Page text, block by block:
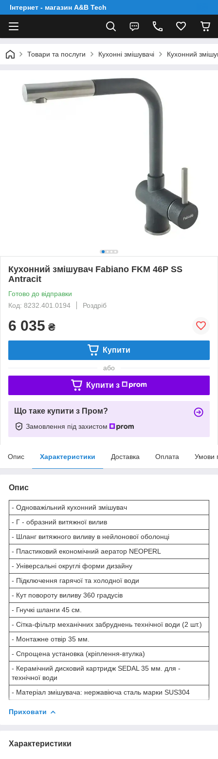
Інтернет - магазин A&B Tech
Товари та послуги Кухонні змішувачі Кухонний
Кухонний змішувач Fabiano FKM 46P SS
Antracit
Готово до відправки
Код: 8232.401.0194
Роздріб
6 035 ₴
Купити
або
Купити з
Що таке купити з Пром?
Замовлення під захистом
Опис Характеристики Доставка Оплата Умови
Опис
- Одноважільний кухонний змішувач
- Г - образний витяжної вилив
- Шланг витяжного виливу в нейлонової оболонці
- Пластиковий економічний аератор NEOPERL
- Універсальні округлі форми дизайну
- Підключення гарячої та холодної води
- Кут повороту виливу 360 градусів
- Гнучкі шланги 45 см.
- Сітка-фільтр механічних забруднень технічної води (2 шт.)
- Монтажне отвір 35 мм.
- Спрощена установка (кріплення-втулка)
- Керамічний дисковий картридж SEDAL 35 мм. для -
технічної води
- Матеріал змішувача: нержавіюча сталь марки SUS304
Приховати
Характеристики